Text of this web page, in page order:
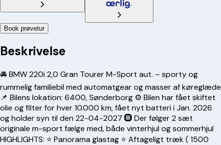
Book prøvetur
Beskrivelse
🚘 BMW 220i 2,0 Gran Tourer M-Sport aut. – sporty og
rummelig familiebil med automatgear og masser af køreglæde
📌 Bilens lokation: 6400, Sønderborg ⚙️ Bilen har fået skiftet
olie og filter for hver 10.000 km, fået nyt batteri i Jan. 2026
og holder syn til den 22-04-2027 🛞 Der følger 2 sæt
originale m-sport fælge med, både vinterhjul og sommerhjul
HIGHLIGHTS: ⭐️ Panorama glastag ⭐️ Aftageligt træk ( 1500